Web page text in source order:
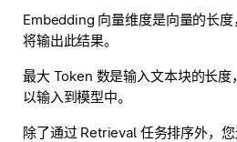
Embedding 向量维度是向量的长
将输出此结果。
最大 Token 数是输入文本块的长
以输入到模型中。
除了通过 Retrieval 任务排序外，